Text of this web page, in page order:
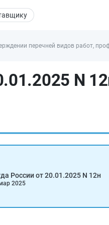
перечней видов работ,
N
России от 20.01.2025 N 12н
2025